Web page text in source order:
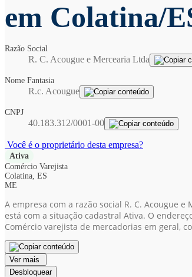
em Colatina/
Razão Social
R. C. Acougue e Mercearia Ltda
Nome Fantasia
R.c. Acougue
CNPJ
40.183.312/0001-00
Você é o proprietário desta empresa?
Ativa
Comércio Varejista
Colatina, ES
ME
A empresa com a razão social R. C. Acougue e
está com a situação cadastral Ativa. O
Comércio varejista de mercadorias em geral,
Ver mais
Desbloquear